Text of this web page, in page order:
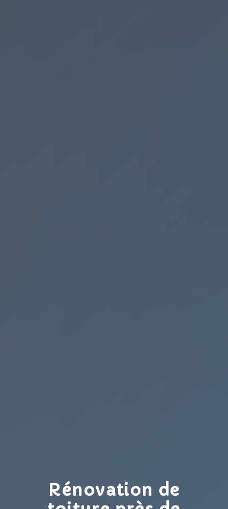
Rénovation de